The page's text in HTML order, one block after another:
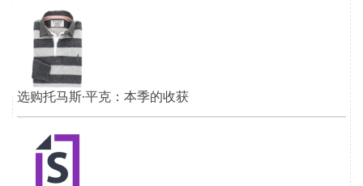
选购托马斯·平克：本季的收获